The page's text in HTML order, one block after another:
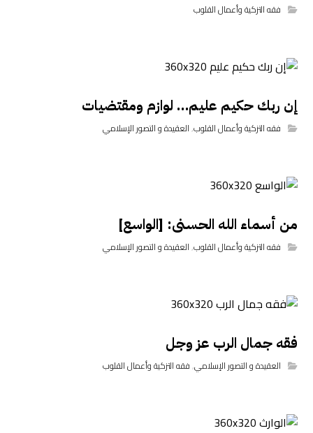
فقه التزكية وأعمال القلوب
إن ربك حكيم عليم… لوازم ومقتضيات
فقه التزكية وأعمال القلوب,العقيدة و التصور الإسلامي
من أسماء الله الحسنى: [الواسع]
فقه التزكية وأعمال القلوب,العقيدة و التصور الإسلامي
فقه جمال الرب عز وجل
العقيدة و التصور الإسلامي,فقه التزكية وأعمال القلوب